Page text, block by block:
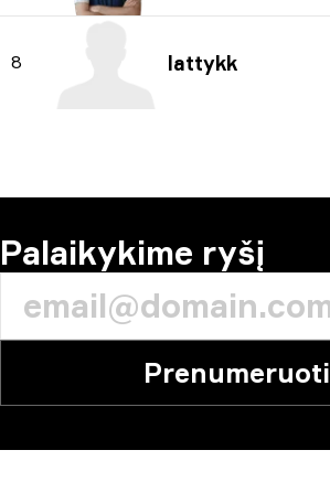
8 lattykk
Palaikykime ryšį
Prenumeruoti